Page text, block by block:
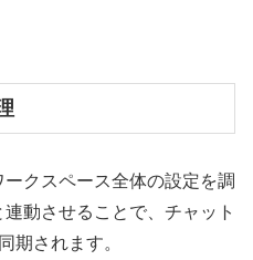
クスペース全体の設定を調
動させることで、チャット
期されます。